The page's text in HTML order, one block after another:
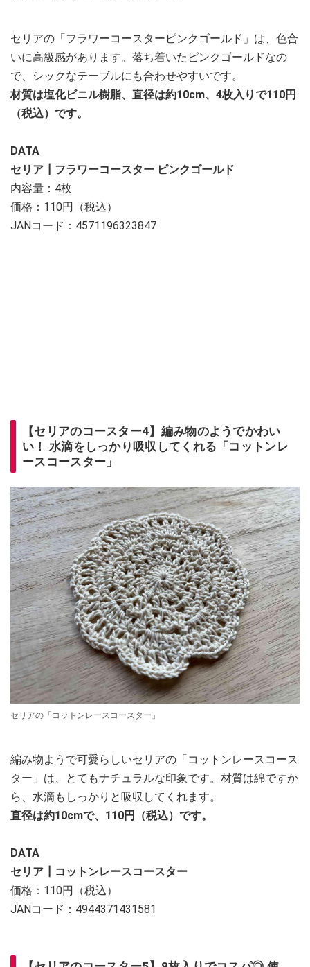
セリアの「フラワーコースターピンクゴールド」は、色合
いに高級感があります。落ち着いたピンクゴールドなの
で、シックなテーブルにも合わせやすいです。
材質は塩化ビニル樹脂、直径は約10cm、4枚入りで110円
（税込）です。
DATA
セリア┃フラワーコースター ピンクゴールド
内容量：4枚
価格：110円（税込）
JANコード：4571196323847
【セリアのコースター4】編み物のようでかわい
い！ 水滴をしっかり吸収してくれる「コットンレ
ースコースター」
セリアの「コットンレースコースター」
編み物ようで可愛らしいセリアの「コットンレースコース
ター」は、とてもナチュラルな印象です。材質は綿ですか
ら、水滴もしっかりと吸収してくれます。
直径は約10cmで、110円（税込）です。
DATA
セリア┃コットンレースコースター
価格：110円（税込）
JANコード：4944371431581